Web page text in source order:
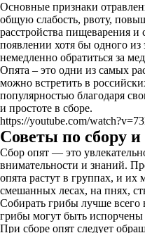
Основные признаки
общую слабость, рвоту,
расстройства пищеварения и
появлении хотя бы одного из
немедленно обратиться за
Опята – это одни из самых
можно встретить в
популярностью благодаря
и простоте в сборе.
https://youtube.com/
Советы по сбору
Сбор опят — это
внимательности и знаний.
опята растут в группах, и
смешанных лесах, на пнях,
Собирать грибы лучше всего
грибы могут быть испорчены
При сборе опят следует